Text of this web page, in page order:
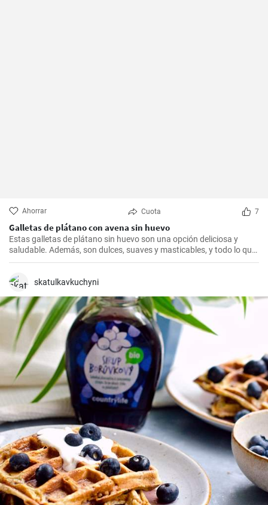
Ahorrar Cuota 7
Galletas de plátano con avena sin huevo
Estas galletas de plátano sin huevo son una opción deliciosa y
saludable. Además, son dulces, suaves y masticables, y todo lo que
necesitas es un plátano, avena y un toque de edulcorante.
skatulkavkuchyni